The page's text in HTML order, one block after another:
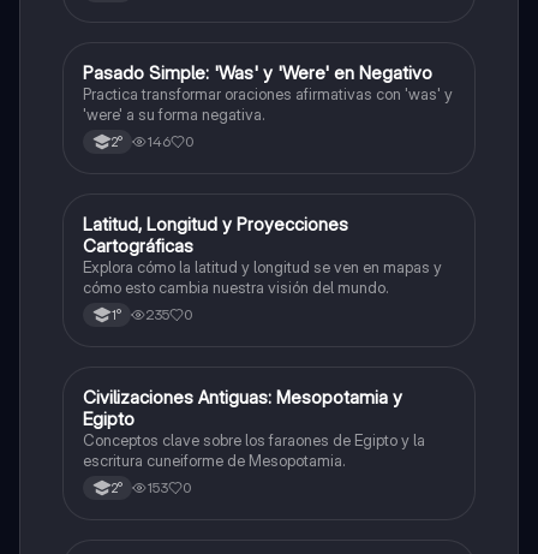
PInglés
Pasado Simple: 'Was' y 'Were' en Negativo
Practica transformar oraciones afirmativas con 'was' y
'were' a su forma negativa.
2° 146 0
LGeografía
Latitud, Longitud y Proyecciones
Cartográficas
Explora cómo la latitud y longitud se ven en mapas y
cómo esto cambia nuestra visión del mundo.
1° 235 0
CHistoria
Civilizaciones Antiguas: Mesopotamia y
Egipto
Conceptos clave sobre los faraones de Egipto y la
escritura cuneiforme de Mesopotamia.
2° 153 0